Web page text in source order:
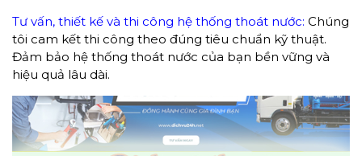
Tư vấn, thiết kế và thi công hệ thống thoát nước: Chúng
tôi cam kết thi công theo đúng tiêu chuẩn kỹ thuật.
Đảm bảo hệ thống thoát nước của bạn bền vững và
hiệu quả lâu dài.